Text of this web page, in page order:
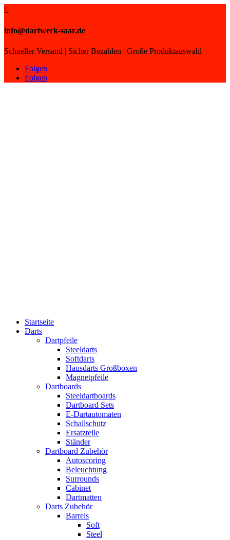

info@dartwerk-saar.de
Schneller Versand | Sicher Bezahlen | Große Produktauswahl
Folgen
Folgen
Startseite
Darts
Dartpfeile
Steeldarts
Softdarts
Hausdarts Großboxen
Magnetpfeile
Dartboards
Steeldartboards
Dartboard Sets
E-Dartautomaten
Schallschutz
Ersatzteile
Ständer
Dartboard Zubehör
Autoscoring
Beleuchtung
Surrounds
Cabinet
Dartmatten
Darts Zubehör
Barrels
Soft
Steel